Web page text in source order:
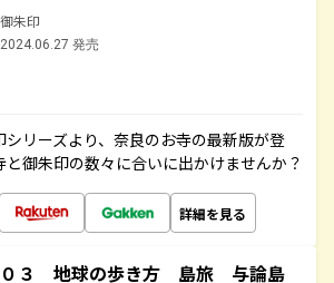
御朱印
2024.06.27 発売
リーズより、奈良のお寺の最新版が登
御朱印の数々に合いに出かけませんか？
詳細を見る
０３ 地球の歩き方 島旅 与論島